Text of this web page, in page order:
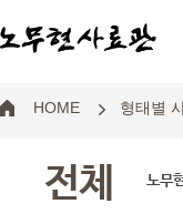
HOME 형태별
전체 노무